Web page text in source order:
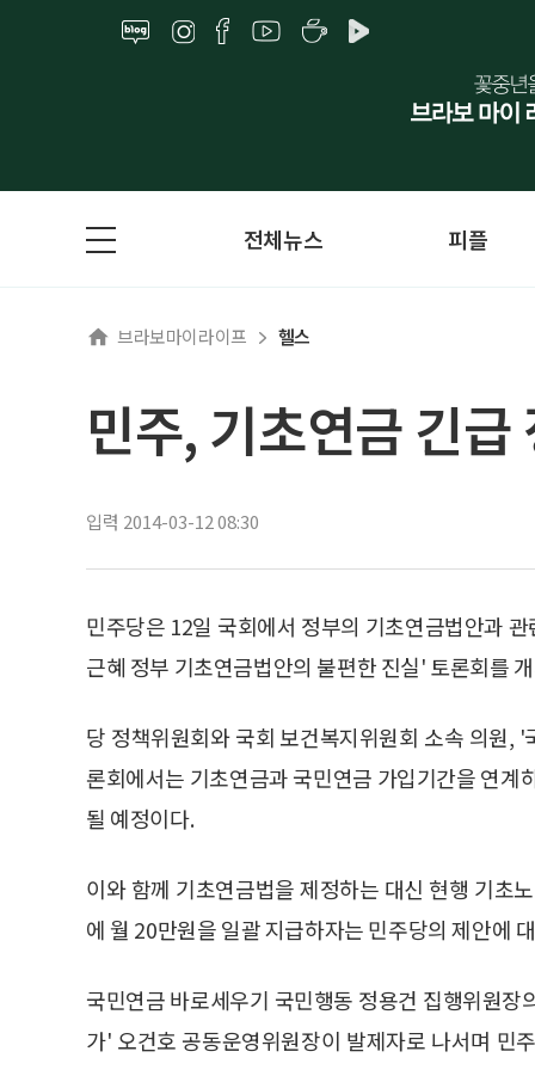
전체뉴스 피플
브라보마이라이프 헬스
민주, 기초연금 긴
입력 2014-03-12 08:30
민주당은 12일 국회에서 정부의 기초연금법안과
근혜 정부 기초연금법안의 불편한 진실' 토론회를
당 정책위원회와 국회 보건복지위원회 소속 의원,
론회에서는 기초연금과 국민연금 가입기간을 연
될 예정이다.
이와 함께 기초연금법을 제정하는 대신 현행 기초
에 월 20만원을 일괄 지급하자는 민주당의 제안에
국민연금 바로세우기 국민행동 정용건 집행위원
가' 오건호 공동운영위원장이 발제자로 나서며 민